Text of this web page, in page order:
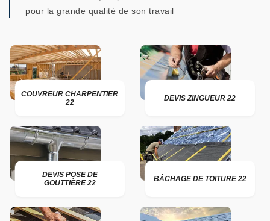
pour la grande qualité de son travail
COUVREUR CHARPENTIER
22
DEVIS ZINGUEUR 22
DEVIS POSE DE
GOUTTIÈRE 22
BÂCHAGE DE TOITURE 22